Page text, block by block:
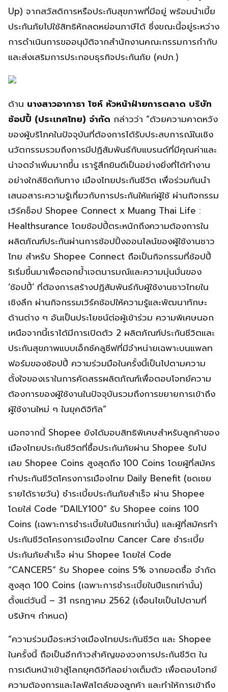
Up) จากสวัสดิการหรือประกันสุขภาพที่มีอยู่ พร้อมนำเบี้ย
ประกันภัยไปใช้สิทธิหักลดหย่อนภาษีได้ ซึ่งขณะนี้อยู่ระหว่าง
การดำเนินการขออนุมัติจากสำนักงานคณะกรรมการกำกับ
และส่งเสริมการประกอบธุรกิจประกันภัย (คปภ.)
ด้าน นางสาวอากาธา โซห์ หัวหน้าฝ่ายการตลาด บริษัท
ช้อปปี้ (ประเทศไทย) จำกัด กล่าวว่า “ด้วยความคาดหวัง
ของผู้บริโภคในปัจจุบันที่ต้องการได้รับประสบการณ์ในเชิง
นวัตกรรมรวมถึงการมีปฏิสัมพันธ์กับแบรนด์ที่มีคุณค่าและ
น่าจดจำเพิ่มมากขึ้น เรารู้สึกยินดีเป็นอย่างยิ่งที่ได้ทำงาน
อย่างใกล้ชิดกับทาง เมืองไทยประกันชีวิต เพื่อร่วมกันนำ
เสนอสาระความรู้เกี่ยวกับการประกันให้แก่ผู้ใช้ ผ่านกิจกรรม
เวิร์คช็อป Shopee Connect x Muang Thai Life :
Healthsurance โดยช้อปปี้ตระหนักถึงความต้องการใน
ผลิตภัณฑ์ประกันผ่านการช้อปปิ้งออนไลน์ของผู้ใช้งานชาว
ไทย สำหรับ Shopee Connect ถือเป็นกิจกรรมที่ช้อปปี้
ริเริ่มขึ้นมาเพื่อตอกย้ำเจตนารมณ์และความมุ่นมั่นของ
‘ช้อปปี้’ ที่ต้องการสร้างปฏิสัมพันธ์กับผู้ใช้งานชาวไทยใน
เชิงลึก ผ่านกิจกรรมเวิร์คช้อปให้ความรู้และพัฒนาทักษะ
ด้านต่าง ๆ อันเป็นประโยชน์ต่อผู้เข้าร่วม ความพิเศษนอก
เหนือจากนี้เราได้มีการเปิดตัว 2 ผลิตภัณฑ์ประกันชีวิตและ
ประกันสุขภาพแบบเอ็กซ์คลูซีฟที่มีจำหน่ายเฉพาะบนแพลท
ฟอร์มของช้อปปี้ ความร่วมมือในครั้งนี้เป็นไปตามความ
ตั้งใจของเราในการคัดสรรผลิตภัณฑ์เพื่อตอบโจทย์ความ
ต้องการของผู้ใช้งานในปัจจุบันรวมถึงการขยายการเข้าถึง
ผู้ใช้งานใหม่ ๆ ในยุคดิจิทัล”
นอกจากนี้ Shopee ยังได้มอบสิทธิพิเศษสำหรับลูกค้าของ
เมืองไทยประกันชีวิตที่ซื้อประกันภัยผ่าน Shopee รับไป
เลย Shopee Coins สูงสุดถึง 100 Coins โดยผู้ที่สมัคร
ทำประกันชีวิตโครงการเมืองไทย Daily Benefit (ชดเชย
รายได้รายวัน) ชำระเบี้ยประกันภัยสำเร็จ ผ่าน Shopee
โดยใส่ Code “DAILY100” รับ Shopee coins 100
Coins (เฉพาะการชำระเบี้ยในปีแรกเท่านั้น) และผู้ที่สมัครทำ
ประกันชีวิตโครงการเมืองไทย Cancer Care ชำระเบี้ย
ประกันภัยสำเร็จ ผ่าน Shopee โดยใส่ Code
“CANCER5” รับ Shopee coins 5% จากยอดซื้อ จำกัด
สูงสุด 100 Coins (เฉพาะการชำระเบี้ยในปีแรกเท่านั้น)
ตั้งแต่วันนี้ – 31 กรกฎาคม 2562 (เงื่อนไขเป็นไปตามที่
บริษัทฯ กำหนด)
“ความร่วมมือระหว่างเมืองไทยประกันชีวิต และ Shopee
ในครั้งนี้ ถือเป็นอีกก้าวสำคัญของวงการประกันชีวิต ใน
การเดินหน้าเข้าสู่โลกยุคดิจิทัลอย่างเต็มตัว เพื่อตอบโจทย์
ความต้องการและไลฟ์สไตล์ของลูกค้า และทำให้การเข้าถึง